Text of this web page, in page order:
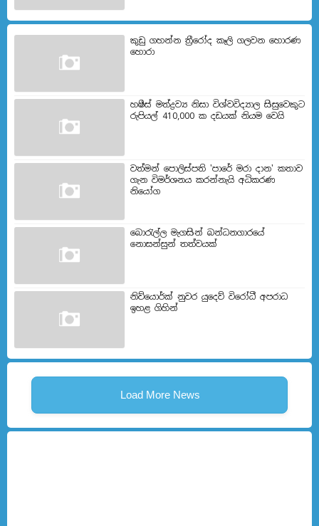
කුඩු ගහන්න ත්‍රීරෝද කෑලි ගලවන හොරණ
හොරා
හෂීස් මත්ද්‍රව්‍ය නිසා විශ්වවිද්‍යාල සිසුවෙකුට
රුපියල් 410,000 ක දඩයක් නියම වෙයි
වත්මන් පොලිස්පති 'පාරේ මරා දාන' කතාව
ගැන විමර්ශනය කරන්නැයි අධිකරණ
නියෝග
බොරැල්ල මැගසින් බන්ධනගාරයේ
නොසන්සුන් තත්වයක්
නිව්යොර්ක් නුවර යුදෙව් විරෝධී අපරාධ
ඉහළ ගිහින්
Load More News